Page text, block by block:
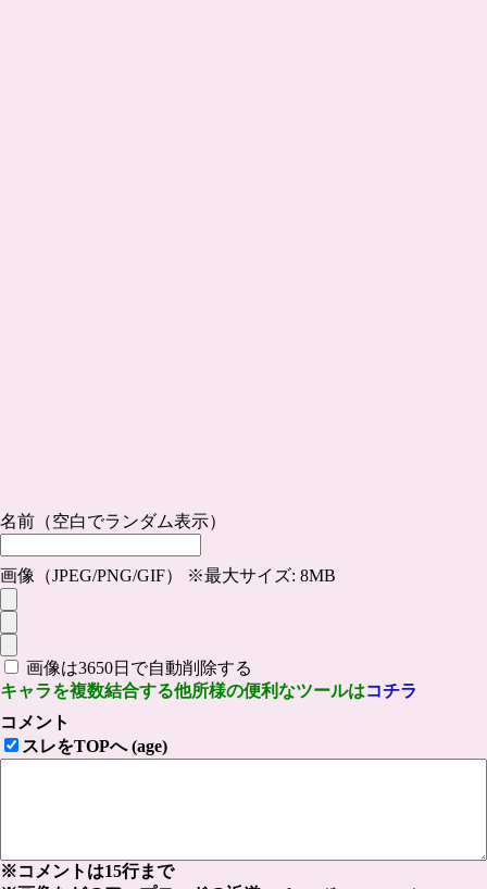
名前（空白でランダム表示）
画像（JPEG/PNG/GIF） ※最大サイズ: 8MB
画像は3650日で自動削除する
キャラを複数結合する他所様の便利なツールはコチラ
コメント
スレをTOPへ (age)
※コメントは15行まで